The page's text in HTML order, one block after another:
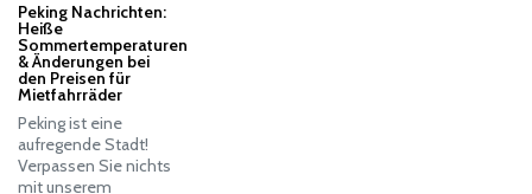
Peking Nachrichten:
Heiße
Sommertemperaturen
& Änderungen bei
den Preisen für
Mietfahrräder
Peking ist eine
aufregende Stadt!
Verpassen Sie nichts
mit unserem